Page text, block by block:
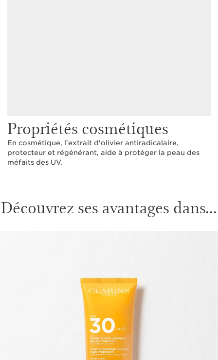
Propriétés cosmétiques
En cosmétique, l'extrait d'olivier antiradicalaire,
protecteur et régénérant, aide à protéger la peau des
méfaits des UV.
Découvrez ses avantages dans...